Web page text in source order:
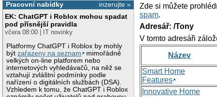
inzerujte »
Pracovní nabídky
EK: ChatGPT i Roblox mohou spadat
pod přísnější pravidla
včera 08:00 | IT novinky
Platformy ChatGPT i Roblox by mohly
býtzařazeny na seznam
mimořádně
velkých on-line platforem nebo
internetových vyhledávačů, na něž se
vztahují zvláštní podmínky podle
nařízení o digitálních službách (DSA).
Vzhledem k tomu, že ChatGPT i Roblox
Zde si můžete
spam.
Adresář: /Tony
V tomto adresáři
Název
Smart Home
Features
Innovative Home